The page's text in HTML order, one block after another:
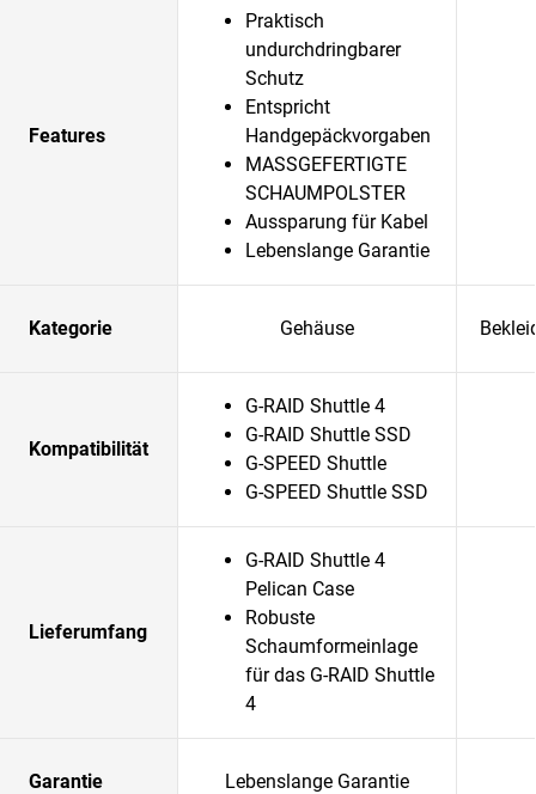
Features
Praktisch
undurchdringbarer
Schutz
Entspricht
Handgepäckvorgaben
MASSGEFERTIGTE
SCHAUMPOLSTER
Aussparung für Kabel
Lebenslange Garantie
Kategorie Gehäuse
Kompatibilität
G-RAID Shuttle 4
G-RAID Shuttle SSD
G-SPEED Shuttle
G-SPEED Shuttle SSD
Lieferumfang
G-RAID Shuttle 4
Pelican Case
Robuste
Schaumformeinlage
für das G-RAID Shuttle
4
Garantie Lebenslange Garantie